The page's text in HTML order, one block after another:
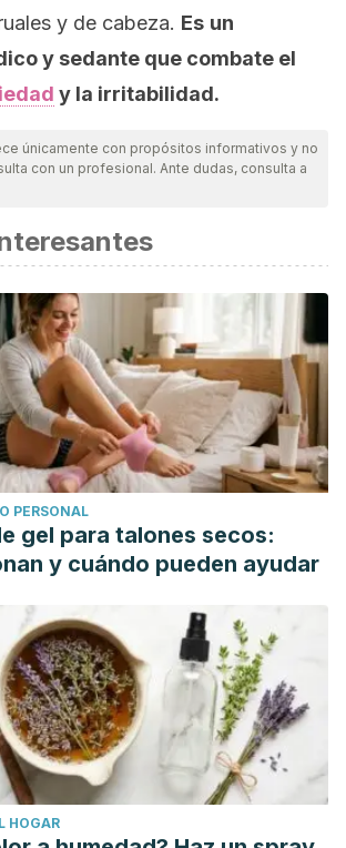
y de cabeza. Es un
y sedante que combate el
y la irritabilidad.
únicamente con propósitos informativos y no
con un profesional. Ante dudas, consulta a
PERSONAL
gel para talones secos:
y cuándo pueden ayudar
HOGAR